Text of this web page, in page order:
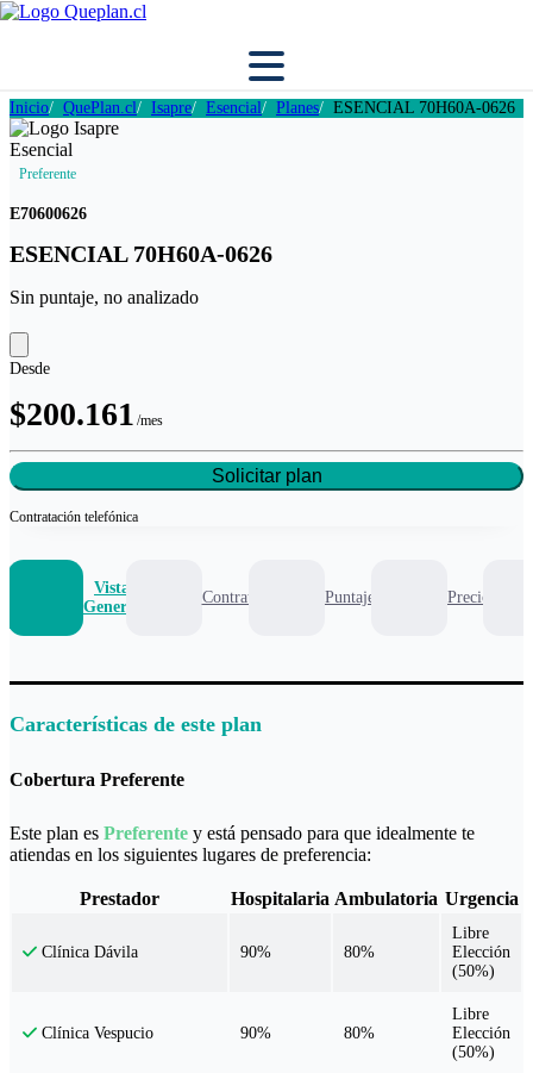
Inicio QuePlan.cl Isapre Esencial Planes ESENCIAL 70H60A-0626
Preferente
E70600626
ESENCIAL 70H60A-0626
Sin puntaje, no analizado
Desde
$200.161 /mes
Solicitar plan
Contratación telefónica
Vista
General
Contrato Puntaje Precio
Características de este plan
Cobertura Preferente
Este plan es Preferente y está pensado para que idealmente te
atiendas en los siguientes lugares de preferencia:
Prestador Hospitalaria Ambulatoria Urgencia
Clínica Dávila 90% 80%
Libre
Elección
(50%)
Clínica Vespucio 90% 80%
Libre
Elección
(50%)